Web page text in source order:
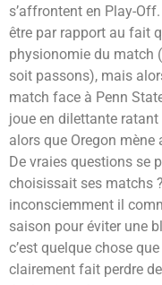
s’affrontent en Play-
être par rapport au fait
physionomie du match
soit passons), mais
match face à Penn
joue en dilettante
alors que Oregon mène
De vraies questions se
choisissait ses matchs
inconsciemment il
saison pour éviter une
c’est quelque chose
clairement fait perdre